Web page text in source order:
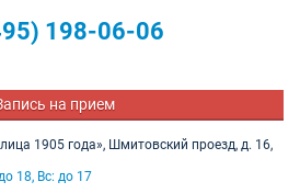
198-06-06
на прием
1905 года», Шмитовский проезд, д. 16,
18, Вс: до 17